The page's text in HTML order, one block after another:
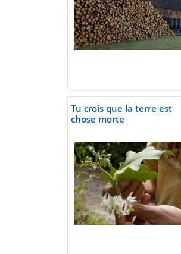
Tu crois que la terre est
chose morte